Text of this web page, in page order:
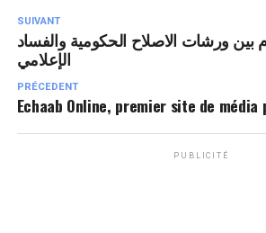
SUIVANT
بين ورشات الاصلاح الحكومية والفساد
الإعلامي
PRÉCEDENT
Echaab Online, premier site de média
PUBLICITÉ